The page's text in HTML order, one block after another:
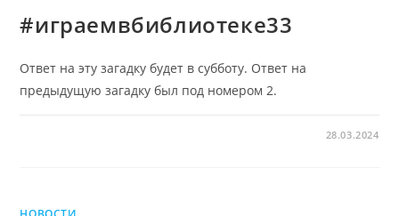
#играемвбиблиотеке33
Ответ на эту загадку будет в субботу. Ответ на
предыдущую загадку был под номером 2.
28.03.2024